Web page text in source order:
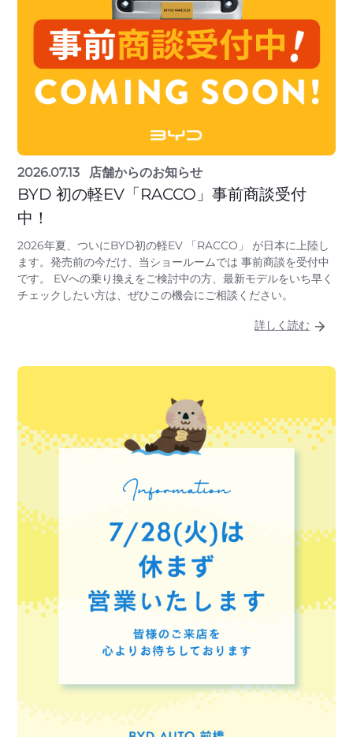
2026.07.13 店舗からのお知らせ
BYD 初の軽EV「RACCO」事前商談受付
中！
2026年夏、ついにBYD初の軽EV 「RACCO」 が日本に上陸し
ます。発売前の今だけ、当ショールームでは 事前商談を受付中
です。 EVへの乗り換えをご検討中の方、最新モデルをいち早く
チェックしたい方は、ぜひこの機会にご相談ください。
詳しく読む